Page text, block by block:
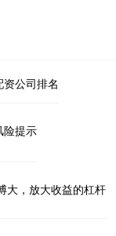
公司排名
险提示
大，放大收益的杠杆